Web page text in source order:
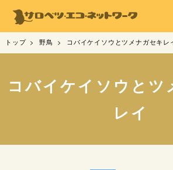
トップ 野鳥 コバイケイソウとツメナガセキレ
コバイケイソウとツ
レイ